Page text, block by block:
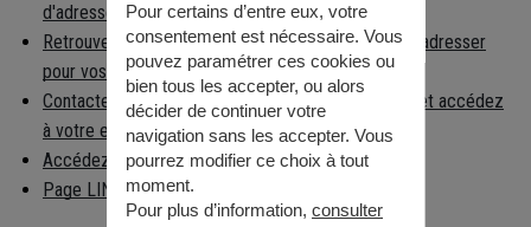
d'adresse
Retrouvez facilement la préfecture à laquelle vous adresser
pour vos démarches
Contactez la caisse nationale d'Assurance Maladie et accédez
à votre espace per…
Accédez aux informations règlementaires
Page LINKEDIN
Pour certains d’entre eux, votre
consentement est nécessaire. Vous
pouvez paramétrer ces cookies ou
bien tous les accepter, ou alors
décider de continuer votre
navigation sans les accepter. Vous
pourrez modifier ce choix à tout
moment.
Pour plus d’information, consulter